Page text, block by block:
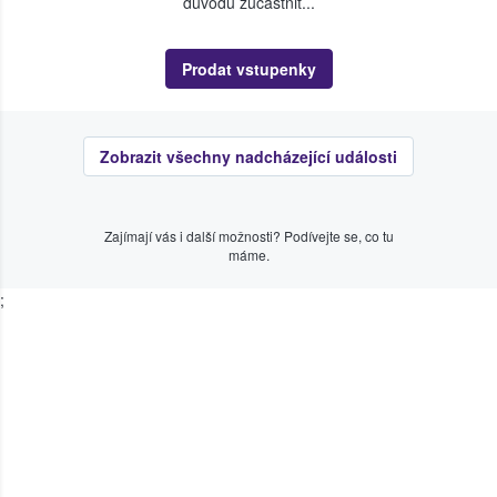
Prodat vstupenky
Zobrazit všechny nadcházející události
Zajímají vás i další možnosti? Podívejte se, co tu
máme.
;